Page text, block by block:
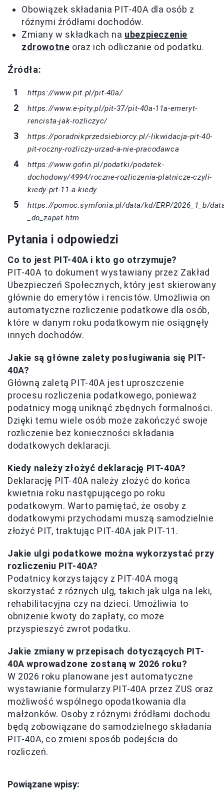
Obowiązek składania PIT-40A dla osób z
różnymi źródłami dochodów.
Zmiany w składkach na ubezpieczenie
zdrowotne oraz ich odliczanie od podatku.
Źródła:
https://www.pit.pl/pit-40a/
https://www.e-pity.pl/pit-37/pit-40a-11a-emeryt-
rencista-jak-rozliczyc/
https://poradnikprzedsiebiorcy.pl/-likwidacja-pit-40-
pit-roczny-rozliczy-urzad-a-nie-pracodawca
https://www.gofin.pl/podatki/podatek-
dochodowy/4994/roczne-rozliczenia-platnicze-czyli-
kiedy-pit-11-a-kiedy
https://pomoc.symfonia.pl/data/kd/ERP/2026_1_b/
_do_zapat.htm
Pytania i odpowiedzi
Co to jest PIT-40A i kto go otrzymuje?
PIT-40A to dokument wystawiany przez Zakład
Ubezpieczeń Społecznych, który jest skierowany
głównie do emerytów i rencistów. Umożliwia on
automatyczne rozliczenie podatkowe dla osób,
które w danym roku podatkowym nie osiągnęły
innych dochodów.
Jakie są główne zalety posługiwania się PIT-
40A?
Główną zaletą PIT-40A jest uproszczenie
procesu rozliczenia podatkowego, ponieważ
podatnicy mogą uniknąć zbędnych formalności.
Dzięki temu wiele osób może zakończyć swoje
rozliczenie bez konieczności składania
dodatkowych deklaracji.
Kiedy należy złożyć deklarację PIT-40A?
Deklarację PIT-40A należy złożyć do końca
kwietnia roku następującego po roku
podatkowym. Warto pamiętać, że osoby z
dodatkowymi przychodami muszą samodzielnie
złożyć PIT, traktując PIT-40A jak PIT-11.
Jakie ulgi podatkowe można wykorzystać przy
rozliczeniu PIT-40A?
Podatnicy korzystający z PIT-40A mogą
skorzystać z różnych ulg, takich jak ulga na leki,
rehabilitacyjna czy na dzieci. Umożliwia to
obniżenie kwoty do zapłaty, co może
przyspieszyć zwrot podatku.
Jakie zmiany w przepisach dotyczących PIT-
40A wprowadzone zostaną w 2026 roku?
W 2026 roku planowane jest automatyczne
wystawianie formularzy PIT-40A przez ZUS oraz
możliwość wspólnego opodatkowania dla
małżonków. Osoby z różnymi źródłami dochodu
będą zobowiązane do samodzielnego składania
PIT-40A, co zmieni sposób podejścia do
rozliczeń.
Powiązane wpisy: